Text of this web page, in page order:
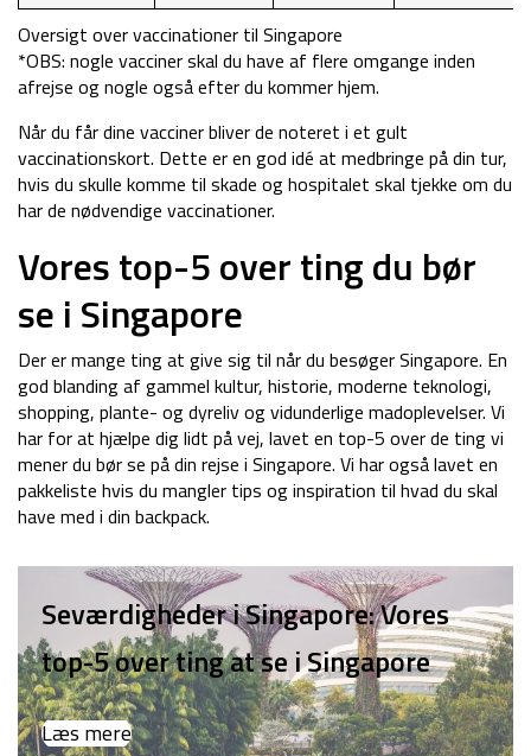
Oversigt over vaccinationer til Singapore
*OBS: nogle vacciner skal du have af flere omgange inden
afrejse og nogle også efter du kommer hjem.
Når du får dine vacciner bliver de noteret i et gult
vaccinationskort. Dette er en god idé at medbringe på din tur,
hvis du skulle komme til skade og hospitalet skal tjekke om du
har de nødvendige vaccinationer.
Vores top-5 over ting du bør
se i Singapore
Der er mange ting at give sig til når du besøger Singapore. En
god blanding af gammel kultur, historie, moderne teknologi,
shopping, plante- og dyreliv og vidunderlige madoplevelser. Vi
har for at hjælpe dig lidt på vej, lavet en top-5 over de ting vi
mener du bør se på din rejse i Singapore. Vi har også lavet en
pakkeliste hvis du mangler tips og inspiration til hvad du skal
have med i din backpack.
Seværdigheder i Singapore: Vores
top-5 over ting at se i Singapore
Læs mere